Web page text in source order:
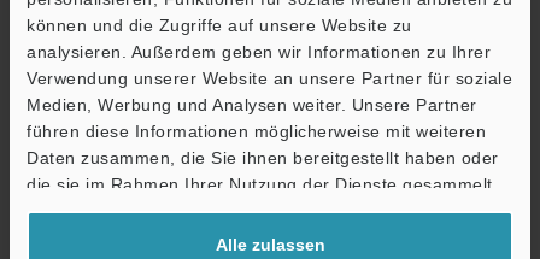
können und die Zugriffe auf unsere Website zu
analysieren. Außerdem geben wir Informationen zu Ihrer
Verwendung unserer Website an unsere Partner für soziale
Medien, Werbung und Analysen weiter. Unsere Partner
führen diese Informationen möglicherweise mit weiteren
Daten zusammen, die Sie ihnen bereitgestellt haben oder
die sie im Rahmen Ihrer Nutzung der Dienste gesammelt
haben.
Alle zulassen
Andere Modelle
Technische Leitfäden